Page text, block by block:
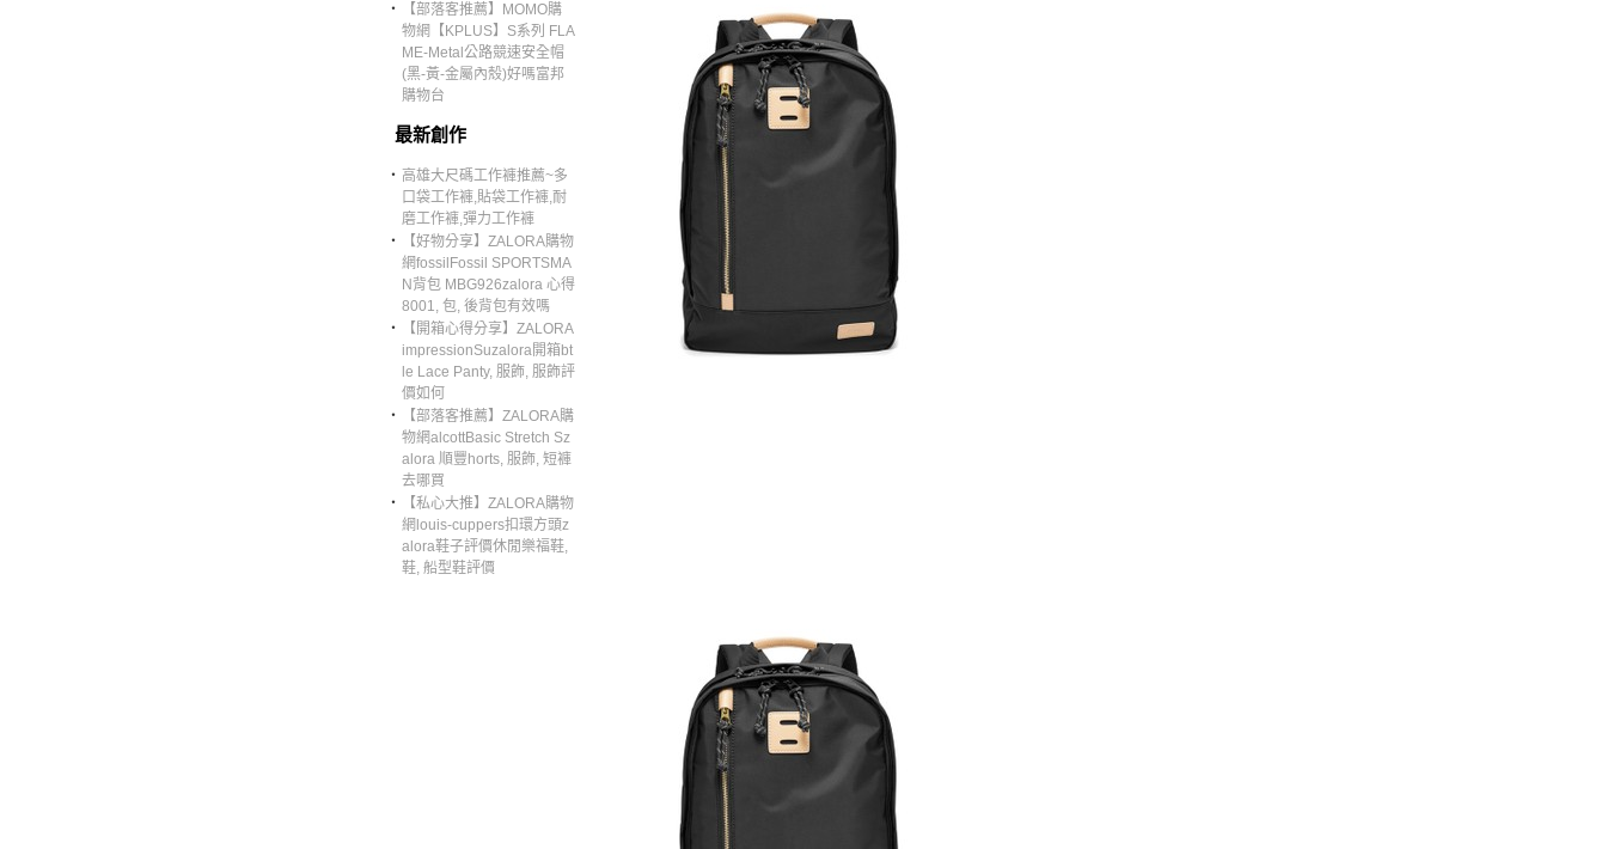
‧
【部落客推薦】MOMO購
物網【KPLUS】S系列 FLA
ME-Metal公路競速安全帽
(黑-黃-金屬內殼)好嗎富邦
購物台
最新創作
‧ 高雄大尺碼工作褲推薦~多
口袋工作褲,貼袋工作褲,耐
磨工作褲,彈力工作褲
‧
【好物分享】ZALORA購物
網fossilFossil SPORTSMA
N背包 MBG926zalora 心得
8001, 包, 後背包有效嗎
‧
【開箱心得分享】ZALORA
impressionSuzalora開箱bt
le Lace Panty, 服飾, 服飾評
價如何
‧
【部落客推薦】ZALORA購
物網alcottBasic Stretch Sz
alora 順豐horts, 服飾, 短褲
去哪買
‧
【私心大推】ZALORA購物
網louis-cuppers扣環方頭z
alora鞋子評價休閒樂福鞋,
鞋, 船型鞋評價